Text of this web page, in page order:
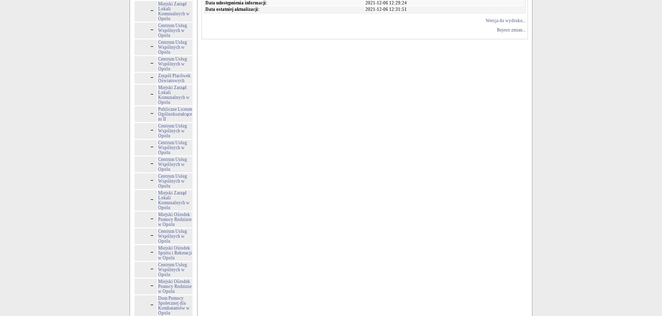
Miejski Zarząd
Lokali
Komunalnych w
Opolu
Centrum Usług
Wspólnych w
Opolu
Centrum Usług
Wspólnych w
Opolu
Centrum Usług
Wspólnych w
Opolu
Zespół Placówek
Oświatowych
Miejski Zarząd
Lokali
Komunalnych w
Opolu
Publiczne Liceum
Ogólnokształcące
nr II
Centrum Usług
Wspólnych w
Opolu
Centrum Usług
Wspólnych w
Opolu
Centrum Usług
Wspólnych w
Opolu
Centrum Usług
Wspólnych w
Opolu
Miejski Zarząd
Lokali
Komunalnych w
Opolu
Miejski Ośrodek
Pomocy Rodzinie
w Opolu
Centrum Usług
Wspólnych w
Opolu
Miejski Ośrodek
Sportu i Rekreacji
w Opolu
Centrum Usług
Wspólnych w
Opolu
Miejski Ośrodek
Pomocy Rodzinie
w Opolu
Dom Pomocy
Społecznej dla
Kombatantów w
Opolu
Data udostępnienia informacji:
2021-12-06 12:29:24
Data ostatniej aktualizacji:
2021-12-06 12:31:51
Wersja do wydruku...
Rejestr zmian...